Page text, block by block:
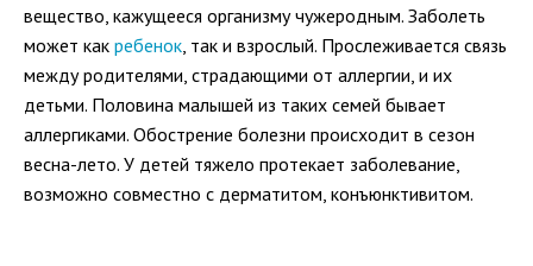
вещество, кажущееся организму чужеродным. Заболеть
может как ребенок, так и взрослый. Прослеживается связь
между родителями, страдающими от аллергии, и их
детьми. Половина малышей из таких семей бывает
аллергиками. Обострение болезни происходит в сезон
весна-лето. У детей тяжело протекает заболевание,
возможно совместно с дерматитом, конъюнктивитом.